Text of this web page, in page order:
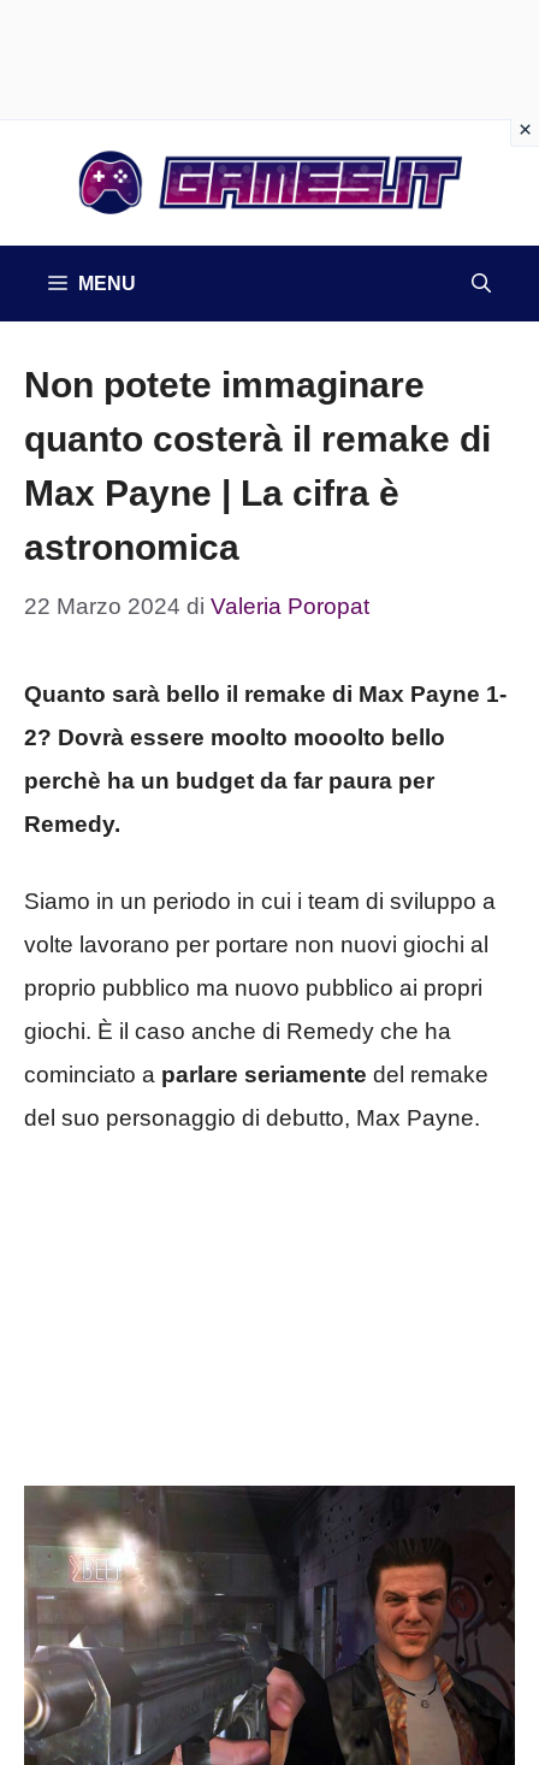
MENU
Non potete immaginare
quanto costerà il remake di
Max Payne | La cifra è
astronomica
22 Marzo 2024 di Valeria Poropat
Quanto sarà bello il remake di Max Payne 1-
2? Dovrà essere moolto mooolto bello
perchè ha un budget da far paura per
Remedy.
Siamo in un periodo in cui i team di sviluppo a
volte lavorano per portare non nuovi giochi al
proprio pubblico ma nuovo pubblico ai propri
giochi. È il caso anche di Remedy che ha
cominciato a parlare seriamente del remake
del suo personaggio di debutto, Max Payne.